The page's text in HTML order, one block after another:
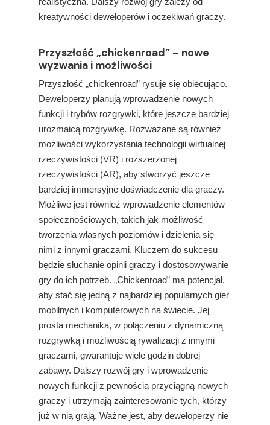
kreatywności deweloperów i oczekiwań graczy.
Przyszłość „chickenroad” – nowe
wyzwania i możliwości
Przyszłość „chickenroad” rysuje się obiecująco.
Deweloperzy planują wprowadzenie nowych
funkcji i trybów rozgrywki, które jeszcze bardziej
urozmaicą rozgrywkę. Rozważane są również
możliwości wykorzystania technologii wirtualnej
rzeczywistości (VR) i rozszerzonej
rzeczywistości (AR), aby stworzyć jeszcze
bardziej immersyjne doświadczenie dla graczy.
Możliwe jest również wprowadzenie elementów
społecznościowych, takich jak możliwość
tworzenia własnych poziomów i dzielenia się
nimi z innymi graczami. Kluczem do sukcesu
będzie słuchanie opinii graczy i dostosowywanie
gry do ich potrzeb. „Chickenroad” ma potencjał,
aby stać się jedną z najbardziej popularnych gier
mobilnych i komputerowych na świecie. Jej
prosta mechanika, w połączeniu z dynamiczną
rozgrywką i możliwością rywalizacji z innymi
graczami, gwarantuje wiele godzin dobrej
zabawy. Dalszy rozwój gry i wprowadzenie
nowych funkcji z pewnością przyciągną nowych
graczy i utrzymają zainteresowanie tych, którzy
już w nią grają. Ważne jest, aby deweloperzy nie